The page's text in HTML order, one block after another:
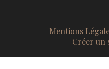
Mentions
Créer un